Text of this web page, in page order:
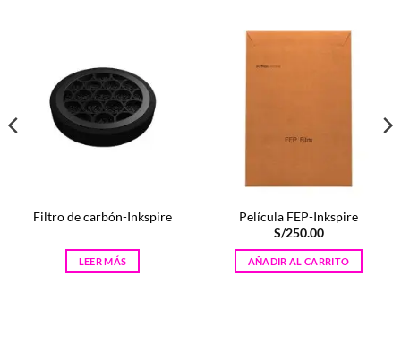
Filtro de carbón-Inkspire
LEER MÁS
Película FEP-Inkspire
S/250.00
AÑADIR AL CARRITO